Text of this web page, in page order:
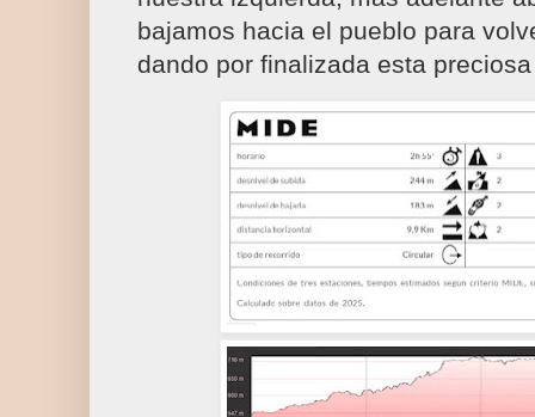
bajamos hacia el pueblo para
dando por finalizada esta